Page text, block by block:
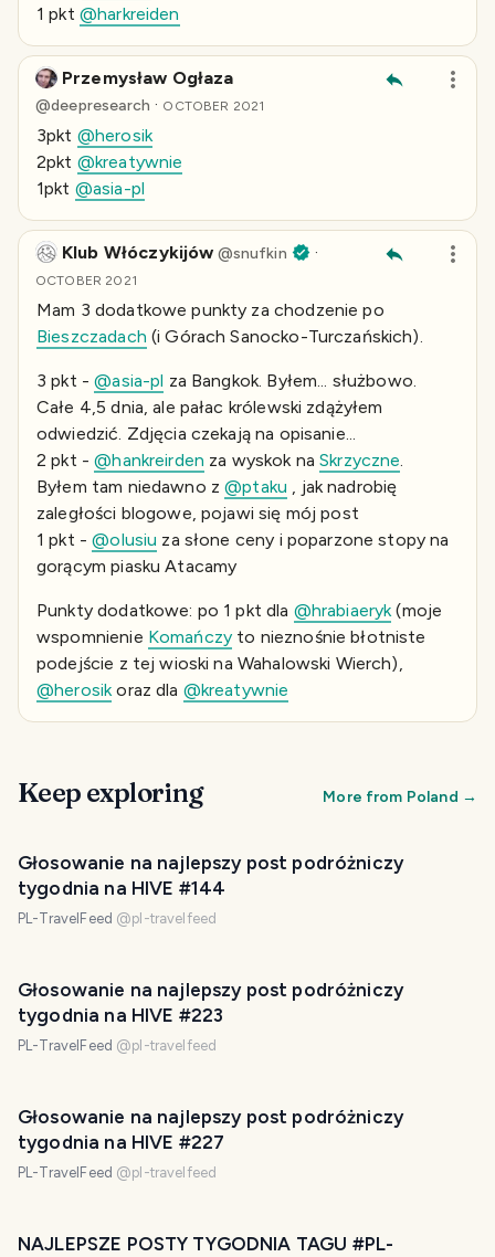
1 pkt @harkreiden
Przemysław Ogłaza
@deepresearch · OCTOBER 2021
3pkt @herosik
2pkt @kreatywnie
1pkt @asia-pl
Klub Włóczykijów @snufkin ·
OCTOBER 2021
Mam 3 dodatkowe punkty za chodzenie po
Bieszczadach (i Górach Sanocko-Turczańskich).
3 pkt -@asia-pl za Bangkok. Byłem... służbowo.
Całe 4,5 dnia, ale pałac królewski zdążyłem
odwiedzić. Zdjęcia czekają na opisanie...
2 pkt -@hankreirden za wyskok naSkrzyczne.
Byłem tam niedawno z@ptaku , jak nadrobię
zaległości blogowe, pojawi się mój post
1 pkt -@olusiu za słone ceny i poparzone stopy na
gorącym piasku Atacamy
Punkty dodatkowe: po 1 pkt dla @hrabiaeryk(moje
wspomnienie Komańczy to nieznośnie błotniste
podejście z tej wioski na Wahalowski Wierch),
@herosikoraz dla @kreatywnie
Keep exploring More from Poland →
Głosowanie na najlepszy post podróżniczy
tygodnia na HIVE #144
PL-TravelFeed @pl-travelfeed
Głosowanie na najlepszy post podróżniczy
tygodnia na HIVE #223
PL-TravelFeed @pl-travelfeed
Głosowanie na najlepszy post podróżniczy
tygodnia na HIVE #227
PL-TravelFeed @pl-travelfeed
NAJLEPSZE POSTY TYGODNIA TAGU #PL-